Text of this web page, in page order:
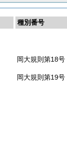
種別番号
岡大規則第18号
岡大規則第19号